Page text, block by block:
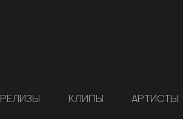
РЕЛИЗЫ КЛИПЫ АРТИСТЫ